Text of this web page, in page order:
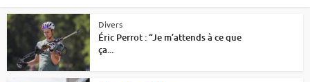
Divers
Éric Perrot : “Je m’attends à ce que
ça...